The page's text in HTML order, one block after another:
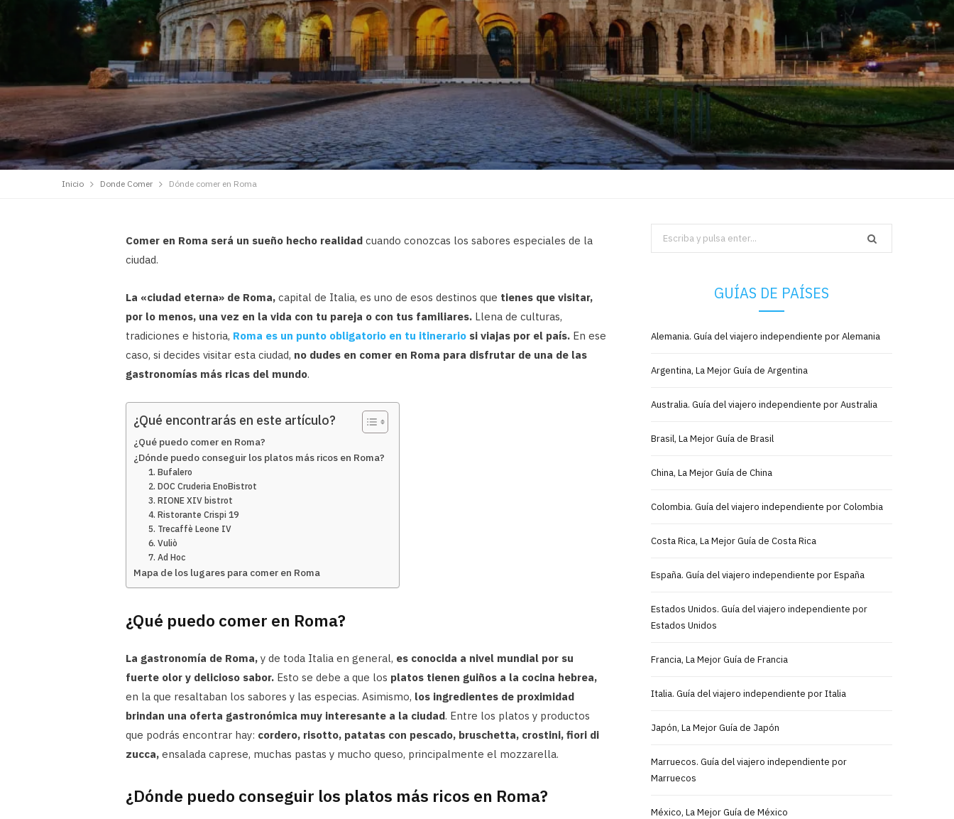
Inicio Donde Comer Dónde comer en Roma
Comer en Roma será un sueño hecho realidad cuando conozcas los sabores especiales de la
ciudad.
La «ciudad eterna» de Roma, capital de Italia, es uno de esos destinos que tienes que visitar,
por lo menos, una vez en la vida con tu pareja o con tus familiares. Llena de culturas,
tradiciones e historia, Roma es un punto obligatorio en tu itinerario si viajas por el país. En ese
caso, si decides visitar esta ciudad, no dudes en comer en Roma para disfrutar de una de las
gastronomías más ricas del mundo.
¿Qué encontrarás en este artículo?
¿Qué puedo comer en Roma?
¿Dónde puedo conseguir los platos más ricos en Roma?
1. Bufalero
2. DOC Cruderia EnoBistrot
3. RIONE XIV bistrot
4. Ristorante Crispi 19
5. Trecaffè Leone IV
6. Vuliò
7. Ad Hoc
Mapa de los lugares para comer en Roma
¿Qué puedo comer en Roma?
La gastronomía de Roma, y de toda Italia en general, es conocida a nivel mundial por su
fuerte olor y delicioso sabor. Esto se debe a que los platos tienen guiños a la cocina hebrea,
en la que resaltaban los sabores y las especias. Asimismo, los ingredientes de proximidad
brindan una oferta gastronómica muy interesante a la ciudad. Entre los platos y productos
que podrás encontrar hay: cordero, risotto, patatas con pescado, bruschetta, crostini, fiori di
zucca, ensalada caprese, muchas pastas y mucho queso, principalmente el mozzarella.
¿Dónde puedo conseguir los platos más ricos en Roma?
Search
for:
GUÍAS DE PAÍSES
Alemania. Guía del viajero independiente por Alemania
Argentina, La Mejor Guía de Argentina
Australia. Guía del viajero independiente por Australia
Brasil, La Mejor Guía de Brasil
China, La Mejor Guía de China
Colombia. Guía del viajero independiente por Colombia
Costa Rica, La Mejor Guía de Costa Rica
España. Guía del viajero independiente por España
Estados Unidos. Guía del viajero independiente por
Estados Unidos
Francia, La Mejor Guía de Francia
Italia. Guía del viajero independiente por Italia
Japón, La Mejor Guía de Japón
Marruecos. Guía del viajero independiente por
Marruecos
México, La Mejor Guía de México